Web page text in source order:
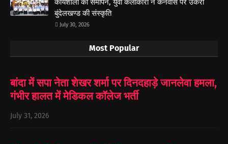
कार्यशाला का समापन, युवा कलाकारों ने कैनवास पर उकेरी
बुंदेलखण्ड की संस्कृति
July 30, 2026
Most Popular
बांदा में सपा नेता शेखर शर्मा पर दिनदहाड़े जानलेवा हमला,
गंभीर हालत में मेडिकल कॉलेज भर्ती
July 31, 2026